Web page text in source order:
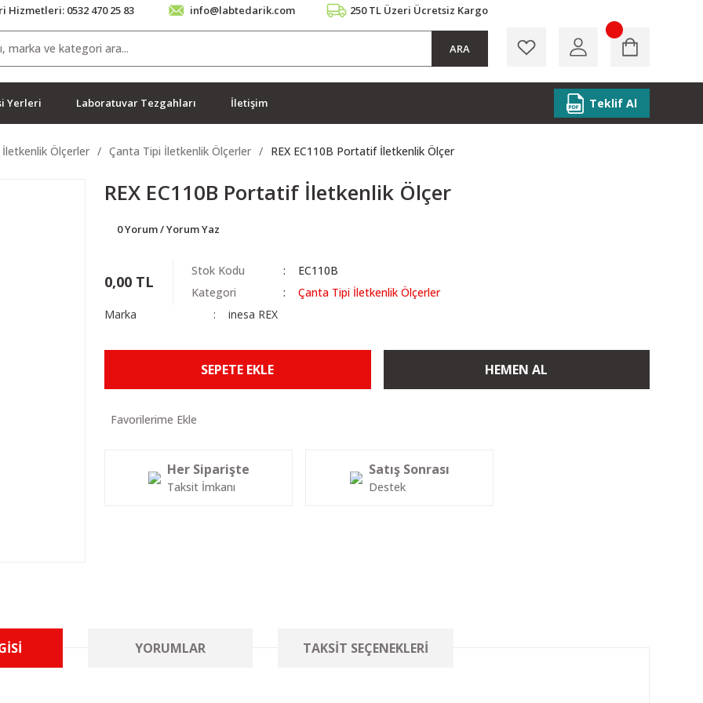
Hizmetleri: 0532 470 25 83 info@labtedarik.com 250 TL Üzeri Ücretsiz Kargo
ARA
Yerleri Laboratuvar Tezgahları İletişim Teklif Al
İletkenlik Ölçerler Çanta Tipi İletkenlik Ölçerler REX EC110B Portatif İletkenlik Ölçer
REX EC110B Portatif İletkenlik Ölçer
0 Yorum / Yorum Yaz
0,00 TL
Stok Kodu
EC110B
Kategori
Çanta Tipi İletkenlik Ölçerler
Marka
inesa REX
SEPETE EKLE HEMEN AL
Her Siparişte
Taksit İmkanı
Satış Sonrası
Destek
YORUMLAR TAKSIT SEÇENEKLERI